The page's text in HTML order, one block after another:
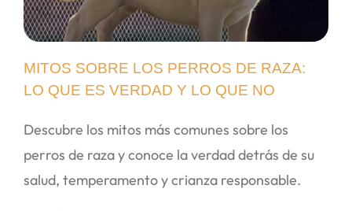
MITOS SOBRE LOS PERROS DE RAZA:
LO QUE ES VERDAD Y LO QUE NO
Descubre los mitos más comunes sobre los
perros de raza y conoce la verdad detrás de su
salud, temperamento y crianza responsable.